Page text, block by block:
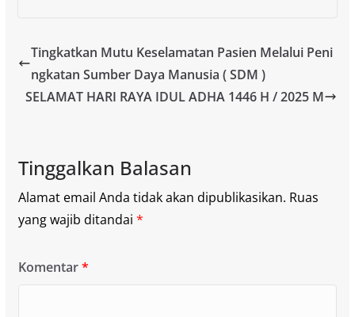
Tingkatkan Mutu Keselamatan Pasien Melalui Peni
ngkatan Sumber Daya Manusia ( SDM )
SELAMAT HARI RAYA IDUL ADHA 1446 H / 2025 M
Tinggalkan Balasan
Alamat email Anda tidak akan dipublikasikan. Ruas
yang wajib ditandai *
Komentar*